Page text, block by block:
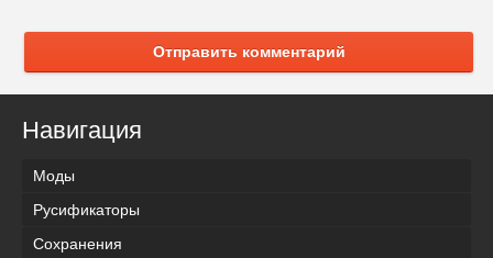
Отправить комментарий
Навигация
Моды
Русификаторы
Сохранения